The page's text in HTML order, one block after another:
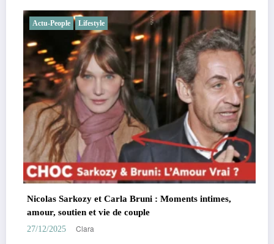
Actu-People Lifestyle
Nicolas Sarkozy et Carla Bruni : Moments intimes,
amour, soutien et vie de couple
27/12/2025 Clara